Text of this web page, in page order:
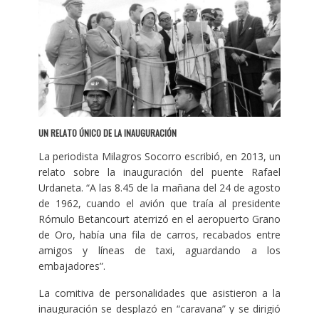
UN RELATO ÚNICO DE LA INAUGURACIÓN
La periodista Milagros Socorro escribió, en 2013, un
relato sobre la inauguración del puente Rafael
Urdaneta. “A las 8.45 de la mañana del 24 de agosto
de 1962, cuando el avión que traía al presidente
Rómulo Betancourt aterrizó en el aeropuerto Grano
de Oro, había una fila de carros, recabados entre
amigos y líneas de taxi, aguardando a los
embajadores”.
La comitiva de personalidades que asistieron a la
inauguración se desplazó en “caravana” y se dirigió